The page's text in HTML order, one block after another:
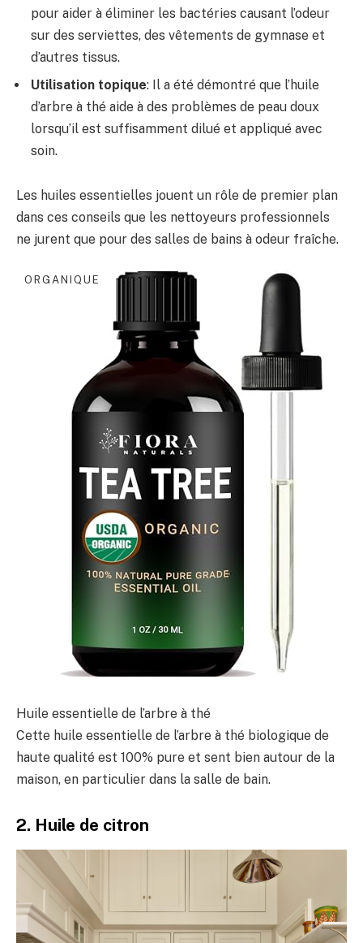
pour aider à éliminer les bactéries causant l’odeur
sur des serviettes, des vêtements de gymnase et
d’autres tissus.
Utilisation topique: Il a été démontré que l’huile
d’arbre à thé aide à des problèmes de peau doux
lorsqu’il est suffisamment dilué et appliqué avec
soin.
Les huiles essentielles jouent un rôle de premier plan
dans ces conseils que les nettoyeurs professionnels
ne jurent que pour des salles de bains à odeur fraîche.
ORGANIQUE
Huile essentielle de l’arbre à thé
Cette huile essentielle de l’arbre à thé biologique de
haute qualité est 100% pure et sent bien autour de la
maison, en particulier dans la salle de bain.
2. Huile de citron